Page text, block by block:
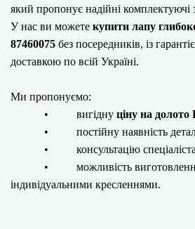
який пропонує надійні комплектуючі
У нас ви можете купити лапу
87460075 без посередників, із
доставкою по всій Україні.
Ми пропонуємо:
• вигідну ціну на долото
• постійну наявність
• консультацію спеціаліста
• можливість виготовлення
індивідуальними кресленнями.